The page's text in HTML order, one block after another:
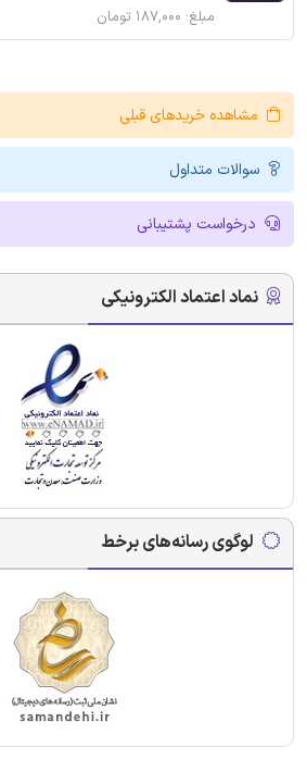
مبلغ: ۱۸۷,۰۰۰ تومان
مشاهده خریدهای قبلی
سوالات متداول
درخواست پشتیبانی
نماد اعتماد الکترونیکی
لوگوی رسانه‌های برخط